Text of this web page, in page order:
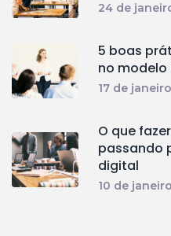
24 de
5 boas
no
17 de
O que
passando
digital
10 de